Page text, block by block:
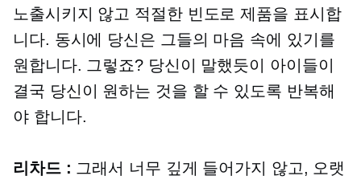
노출시키지 않고 적절한 빈도로 제품을 표시합
니다. 동시에 당신은 그들의 마음 속에 있기를
원합니다. 그렇죠? 당신이 말했듯이 아이들이
결국 당신이 원하는 것을 할 수 있도록 반복해
야 합니다.
리차드 : 그래서 너무 깊게 들어가지 않고, 오랫